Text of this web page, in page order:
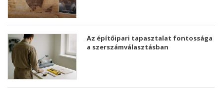
Az építőipari tapasztalat fontossága
a szerszámválasztásban